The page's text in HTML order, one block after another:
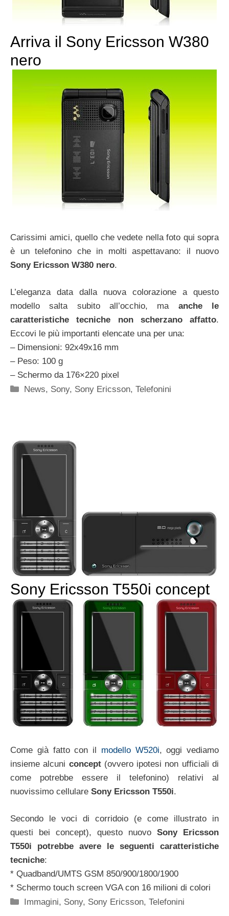
Arriva il Sony Ericsson W380
nero
Carissimi amici, quello che vedete nella foto qui sopra
è un telefonino che in molti aspettavano: il nuovo
Sony Ericsson W380 nero.
L’eleganza data dalla nuova colorazione a questo
modello salta subito all’occhio, ma anche le
caratteristiche tecniche non scherzano affatto.
Eccovi le più importanti elencate una per una:
– Dimensioni: 92x49x16 mm
– Peso: 100 g
– Schermo da 176×220 pixel
Categorie
News, Sony, Sony Ericsson,Telefonini
Sony Ericsson T550i concept
Come già fatto con il modello W520i, oggi vediamo
insieme alcuni concept(ovvero ipotesi non ufficiali di
come potrebbe essere il telefonino) relativi al
nuovissimo cellulare Sony Ericsson T550i.
Secondo le voci di corridoio (e come illustrato in
questi bei concept), questo nuovo Sony Ericsson
T550i potrebbe avere le seguenti caratteristiche
tecniche:
* Quadband/UMTS GSM 850/900/1800/1900
* Schermo touch screen VGA con 16 milioni di colori
Categorie
Immagini, Sony, Sony Ericsson,Telefonini